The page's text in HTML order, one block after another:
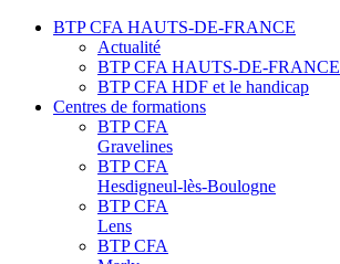
BTP CFA HAUTS-DE-FRANCE
Actualité
BTP CFA HAUTS-DE-FRANCE
BTP CFA HDF et le handicap
Centres de formations
BTP CFA
Gravelines
BTP CFA
Hesdigneul-lès-Boulogne
BTP CFA
Lens
BTP CFA